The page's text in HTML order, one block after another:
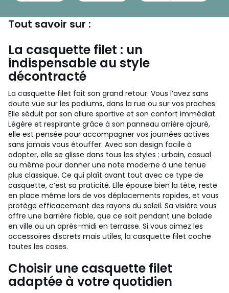
Tout savoir sur :
La casquette filet : un
indispensable au style
décontracté
La casquette filet fait son grand retour. Vous l’avez sans
doute vue sur les podiums, dans la rue ou sur vos proches.
Elle séduit par son allure sportive et son confort immédiat.
Légère et respirante grâce à son panneau arrière ajouré,
elle est pensée pour accompagner vos journées actives
sans jamais vous étouffer. Avec son design facile à
adopter, elle se glisse dans tous les styles : urbain, casual
ou même pour donner une note moderne à une tenue
plus classique. Ce qui plaît avant tout avec ce type de
casquette, c’est sa praticité. Elle épouse bien la tête, reste
en place même lors de vos déplacements rapides, et vous
protège efficacement des rayons du soleil. Sa visière vous
offre une barrière fiable, que ce soit pendant une balade
en ville ou un après-midi en terrasse. Si vous aimez les
accessoires discrets mais utiles, la casquette filet coche
toutes les cases.
Choisir une casquette filet
adaptée à votre quotidien